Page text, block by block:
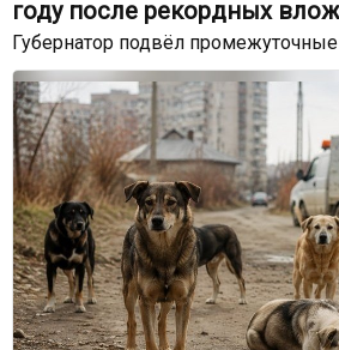
году после рекордных
Губернатор подвёл промежуточные